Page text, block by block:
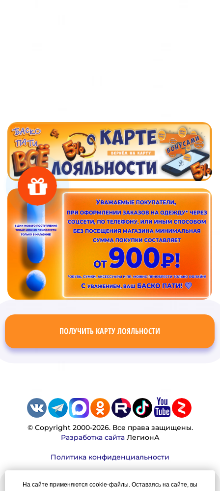
ПОЛУЧИТЬ КАРТУ ЛОЯЛЬНОСТИ
© Copyright 2000-2026. Все права защищены.
Разработка сайтаЛегионА
Политика конфиденциальности
На сайте применяются cookie-файлы. Оставаясь на сайте, вы